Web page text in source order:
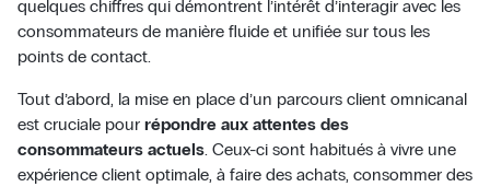
quelques chiffres qui démontrent l’intérêt d’interagir avec les
consommateurs de manière fluide et unifiée sur tous les
points de contact.
Tout d’abord, la mise en place d’un parcours client omnicanal
est cruciale pourrépondre aux attentes des
consommateurs actuels. Ceux-ci sont habitués à vivre une
expérience client optimale, à faire des achats, consommer des